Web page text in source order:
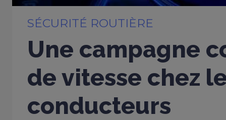
SÉCURITÉ ROUTIÈRE
Une campagne
de vitesse chez
conducteurs